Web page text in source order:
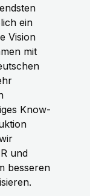
ein
Vision
mit
Know-
und
besseren